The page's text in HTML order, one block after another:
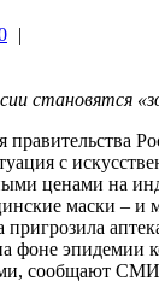
|
становятся
правительства
с
ценами на
маски – и
пригрозила
фоне эпидемии
сообщают